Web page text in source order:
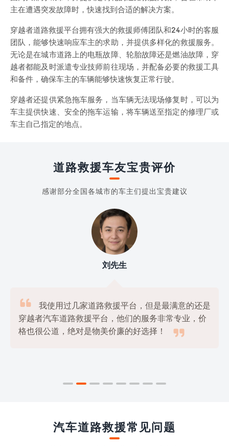
主在遭遇突发故障时，快速找到合适的解决方案。
穿越者道路救援平台拥有强大的救援师傅团队和24小时的客服
团队，能够快速响应车主的求助，并提供多样化的救援服务。
无论是在城市道路上的电瓶故障、轮胎故障还是燃油故障，穿
越者都能及时派遣专业技师前往现场，并配备必要的救援工具
和备件，确保车主的车辆能够快速恢复正常行驶。
穿越者还提供紧急拖车服务，当车辆无法现场修复时，可以为
车主提供快速、安全的拖车运输，将车辆送至指定的修理厂或
车主自己指定的地点。
道路救援车友宝贵评价
感谢部分全国各城市的车主们提出宝贵建议
刘先生

我使用过几家道路救援平台，但是最满意的还是
穿越者汽车道路救援平台，他们的服务非常专业，价
格也很公道，绝对是物美价廉的好选择！

汽车道路救援常见问题